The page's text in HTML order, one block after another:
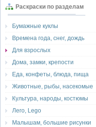
Раскраски по разделам
Бумажные куклы
Времена года, снег, дождь
Для взрослых
Дома, замки, крепости
Еда, конфеты, блюда, пища
Животные, рыбы, насекомые
Культура, народы, костюмы
Лего, Lego
Малышам, большие рисунки